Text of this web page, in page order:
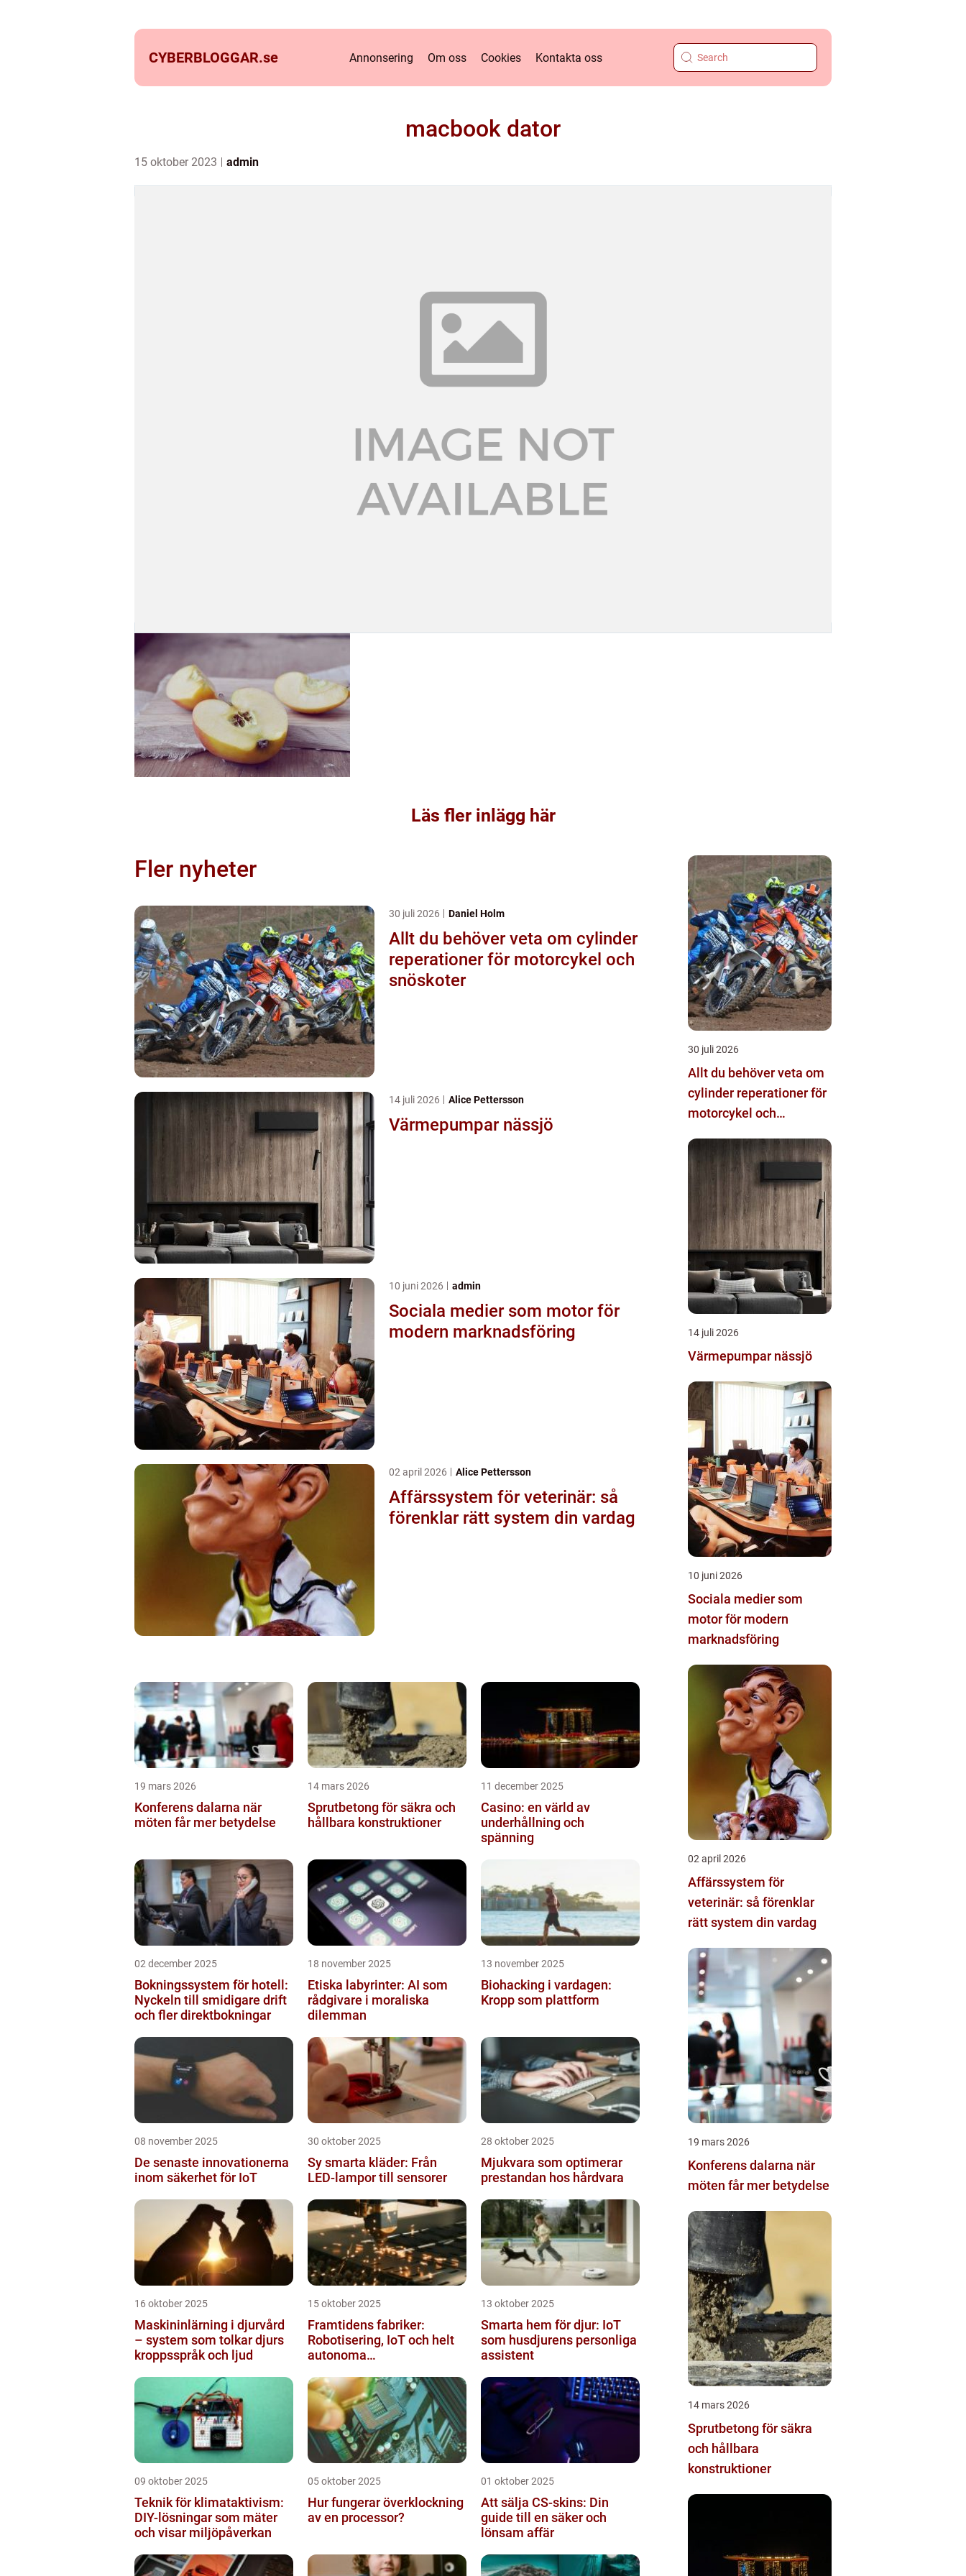
CYBERBLOGGAR.se Annonsering Om oss Cookies Kontakta oss
macbook dator
15 oktober 2023 admin
Läs fler inlägg här
Fler nyheter
30 juli 2026 Daniel Holm
Allt du behöver veta om cylinder
reperationer för motorcykel och
snöskoter
14 juli 2026 Alice Pettersson
Värmepumpar nässjö
10 juni 2026 admin
Sociala medier som motor för
modern marknadsföring
02 april 2026 Alice Pettersson
Affärssystem för veterinär: så
förenklar rätt system din vardag
19 mars 2026
Konferens dalarna när
möten får mer betydelse
14 mars 2026
Sprutbetong för säkra och
hållbara konstruktioner
11 december 2025
Casino: en värld av
underhållning och
spänning
02 december 2025
Bokningssystem för hotell:
Nyckeln till smidigare drift
och fler direktbokningar
18 november 2025
Etiska labyrinter: AI som
rådgivare i moraliska
dilemman
13 november 2025
Biohacking i vardagen:
Kropp som plattform
08 november 2025
De senaste innovationerna
inom säkerhet för IoT
30 oktober 2025
Sy smarta kläder: Från
LED-lampor till sensorer
28 oktober 2025
Mjukvara som optimerar
prestandan hos hårdvara
16 oktober 2025
Maskininlärning i djurvård
– system som tolkar djurs
kroppsspråk och ljud
15 oktober 2025
Framtidens fabriker:
Robotisering, IoT och helt
autonoma
13 oktober 2025
Smarta hem för djur: IoT
som husdjurens personliga
assistent
09 oktober 2025
Teknik för klimataktivism:
DIY-lösningar som mäter
och visar miljöpåverkan
05 oktober 2025
Hur fungerar överklockning
av en processor?
01 oktober 2025
Att sälja CS-skins: Din
guide till en säker och
lönsam affär
30 juli 2026
Allt du behöver veta om
cylinder reperationer för
motorcykel och
14 juli 2026
Värmepumpar nässjö
10 juni 2026
Sociala medier som
motor för modern
marknadsföring
02 april 2026
Affärssystem för
veterinär: så förenklar
rätt system din vardag
19 mars 2026
Konferens dalarna när
möten får mer betydelse
14 mars 2026
Sprutbetong för säkra
och hållbara
konstruktioner